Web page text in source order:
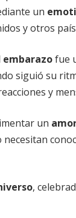
un
y otros
embarazofue
siguió su
y
un
,